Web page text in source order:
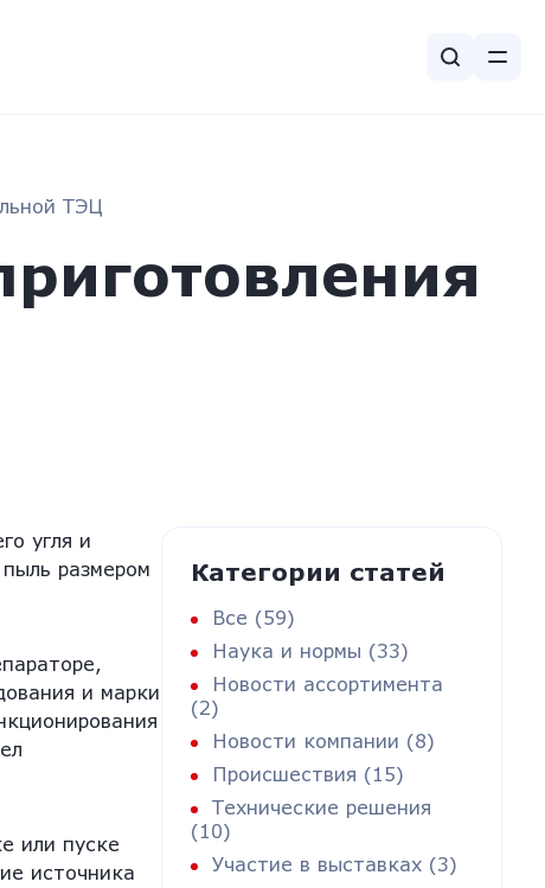
ТЭЦ
угля и
размером
и марки
или пуске
источника
Категории статей
Все (59)
Наука и нормы (33)
Новости ассортимента
(2)
Новости компании (8)
Происшествия (15)
Технические решения
(10)
Участие в выставках (3)